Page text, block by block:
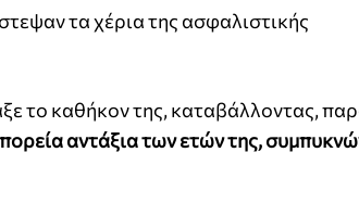
τα χέρια της ασφαλιστικής
το καθήκον της, καταβάλλοντας,
αντάξια των ετών της,